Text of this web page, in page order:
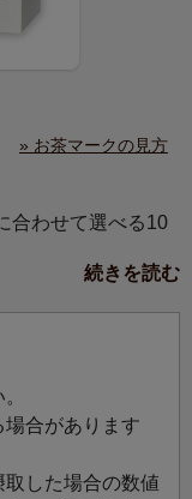
» お茶マークの見方
合わせて選べる10
煎ずつ詰め合わせ
にもおすすめで
の一杯を見つけて
側から整える習慣
続きを読む
合があります
した場合の数値